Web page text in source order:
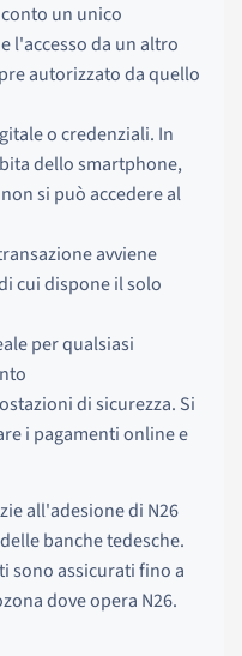
un unico
l'accesso da un altro
autorizzato da quello
o credenziali. In
dello smartphone,
si può accedere al
avviene
cui dispone il solo
per qualsiasi
di sicurezza. Si
i pagamenti online e
all'adesione di N26
banche tedesche.
sono assicurati fino a
dove opera N26.